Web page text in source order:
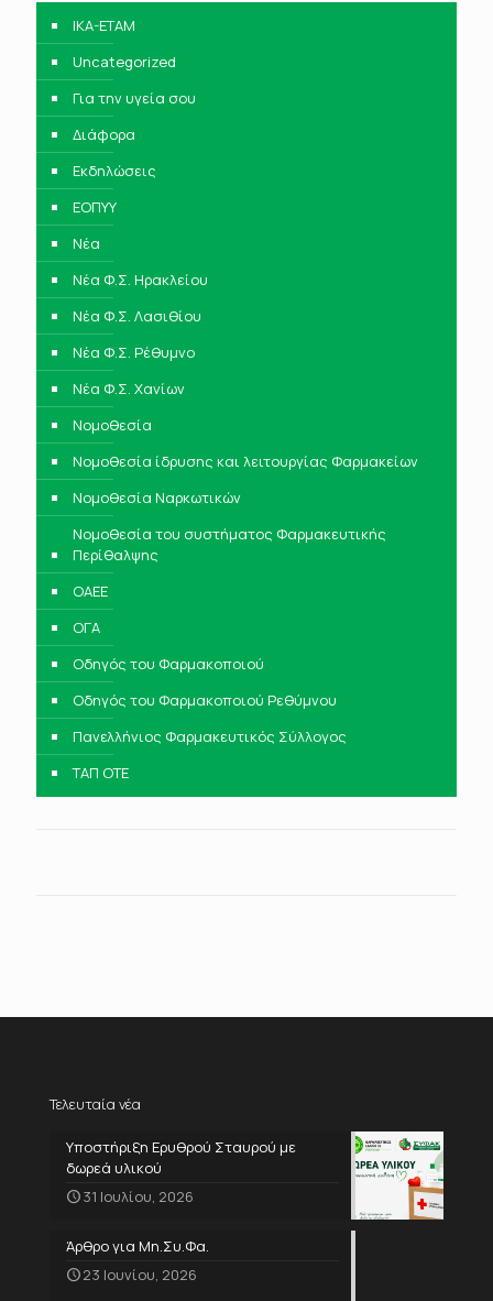
IKA-ETAM
Uncategorized
Για την υγεία σου
Διάφορα
Εκδηλώσεις
ΕΟΠΥΥ
Νέα
Νέα Φ.Σ. Ηρακλείου
Νέα Φ.Σ. Λασιθίου
Νέα Φ.Σ. Ρέθυμνο
Νέα Φ.Σ. Χανίων
Νομοθεσία
Νομοθεσία ίδρυσης και λειτουργίας Φαρμακείων
Νομοθεσία Ναρκωτικών
Νομοθεσία του συστήματος Φαρμακευτικής
Περίθαλψης
ΟΑΕΕ
ΟΓΑ
Οδηγός του Φαρμακοποιού
Οδηγός του Φαρμακοποιού Ρεθύμνου
Πανελλήνιος Φαρμακευτικός Σύλλογος
ΤΑΠ ΟΤΕ
Τελευταία νέα
Υποστήριξη Ερυθρού Σταυρού με
δωρεά υλικού
31 Ιουλίου, 2026
Άρθρο για Μη.Συ.Φα.
23 Ιουνίου, 2026